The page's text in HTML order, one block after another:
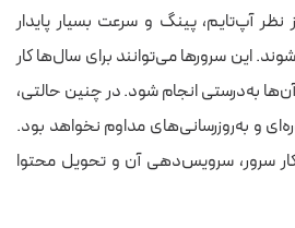
آپ‌تایم، پینگ و سرعت بسیار پایدار
این سرورها می‌توانند برای سال‌ها کار
به‌درستی انجام شود. در چنین حالتی،
و به‌روزرسانی‌های مداوم نخواهد بود.
سرور، سرویس‌دهی آن و تحویل محتوا